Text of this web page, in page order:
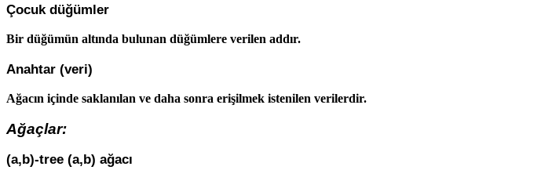
Çocuk düğümler
Bir düğümün altında bulunan düğümlere verilen addır.
Anahtar (veri)
Ağacın içinde saklanılan ve daha sonra erişilmek istenilen verilerdir.
Ağaçlar:
(a,b)-tree (a,b) ağacı